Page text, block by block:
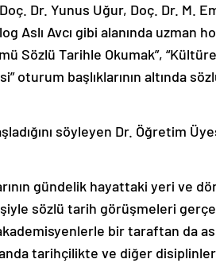
Dr. Yunus Uğur, Doç. Dr. M.
Aslı Avcı gibi alanında uzman
Sözlü Tarihle Okumak”,
oturum başlıklarının altında
söyleyen Dr. Öğretim
gündelik hayattaki yeri ve
sözlü tarih görüşmeleri
akademisyenlerle bir taraftan da
tarihçilikte ve diğer